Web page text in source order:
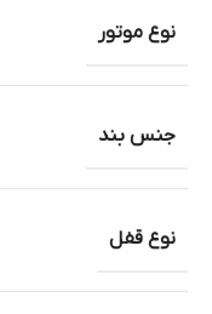
نوع موتور
جنس بند
نوع قفل